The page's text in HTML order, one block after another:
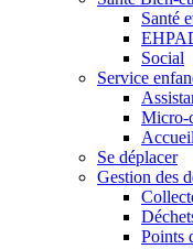
Santé
Social
Service
Micro-
Se déplacer
Gestion des
Points